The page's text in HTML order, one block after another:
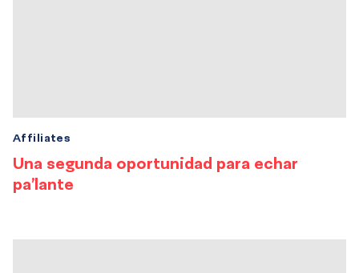
Una segunda oportunidad para echar
pa’lante
Affiliates